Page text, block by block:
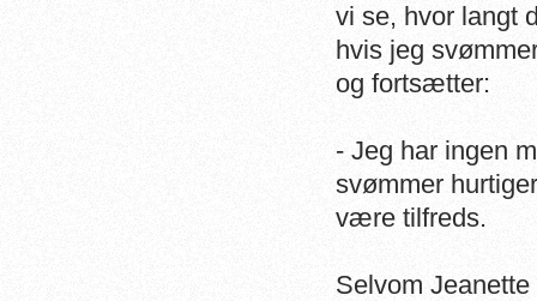
vi se, hvor langt
hvis jeg
og fortsætter:
- Jeg har ingen
svømmer
være tilfreds.
Selvom